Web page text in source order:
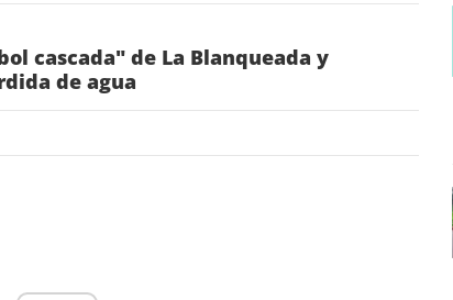
cascada" de La Blanqueada y
de agua